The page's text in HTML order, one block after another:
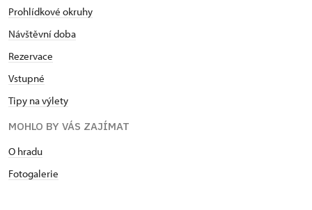
Prohlídkové okruhy
Návštěvní doba
Rezervace
Vstupné
Tipy na výlety
MOHLO BY VÁS ZAJÍMAT
O hradu
Fotogalerie